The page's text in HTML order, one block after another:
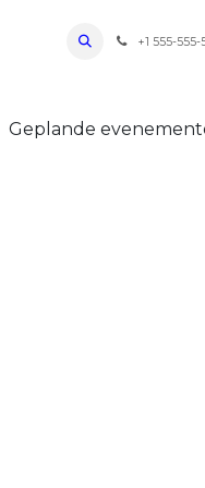
Bevoorradingen FAQ+1 555-555-
Geplande